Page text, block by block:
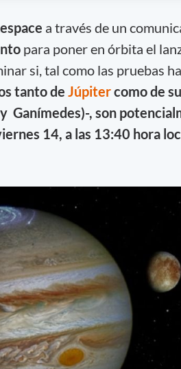
a través de un
para poner en órbita el
si, tal como las pruebas
tanto de Júpitercomo de
Ganímedes)-, son
14, a las 13:40 hora